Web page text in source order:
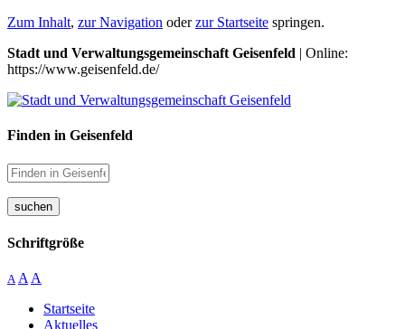
Zum Inhalt, zur Navigation oderzur Startseite springen.
Stadt und Verwaltungsgemeinschaft Geisenfeld | Online:
https://www.geisenfeld.de/
Finden in Geisenfeld
suchen
Schriftgröße
A A A
Startseite
Aktuelles